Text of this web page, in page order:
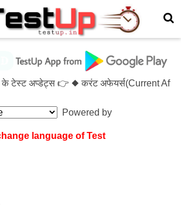
अप्डेट्स 👉 ◆ करंट अफेयर्स(Current
Powered by
language of Test